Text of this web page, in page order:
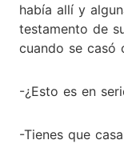
había allí y
testamento de
cuando se casó
-¿Esto es en
-Tienes que